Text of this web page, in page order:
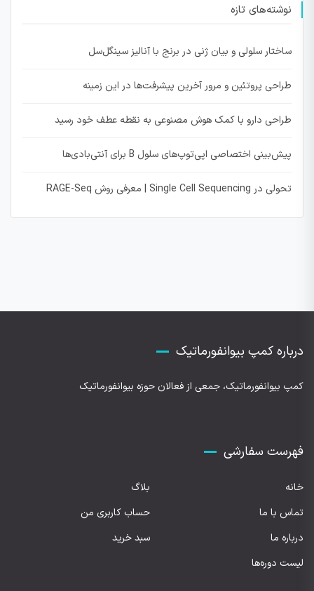
نوشته‌های تازه
ساختار سلولی و بیان ژنی در برنج با آنالیز سینگل‌سل
طراحی پروتئین و مرور آخرین پیشرفت‌ها در این زمینه
طراحی دارو با کمک هوش مصنوعی به نقطه عطف خود رسید
پیش‌بینی اختصاصی اپی‌توپ‌های سلول B برای آنتی‌بادی‌ها
تحولی در Single Cell Sequencing | معرفی روش RAGE-Seq
درباره کمپ بیوانفورماتیک
کمپ بیوانفورماتیک، جمعی از فعالان حوزه بیوانفورماتیک
فهرست سفارشی
خانه
بلاگ
تماس با ما
حساب کاربری من
درباره ما
سبد خرید
لیست دوره‌ها